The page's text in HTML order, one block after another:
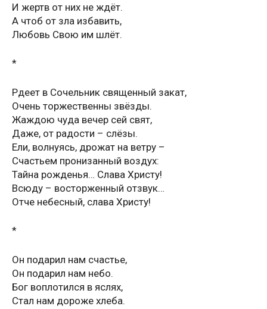
И жертв от них не ждёт.
А чтоб от зла избавить,
Любовь Свою им шлёт.
*
Рдеет в Сочельник священный закат,
Очень торжественны звёзды.
Жаждою чуда вечер сей свят,
Даже, от радости – слёзы.
Ели, волнуясь, дрожат на ветру –
Счастьем пронизанный воздух:
Тайна рожденья… Слава Христу!
Всюду – восторженный отзвук…
Отче небесный, слава Христу!
*
Он подарил нам счастье,
Он подарил нам небо.
Бог воплотился в яслях,
Стал нам дороже хлеба.